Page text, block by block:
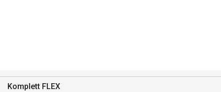
Komplett FLEX